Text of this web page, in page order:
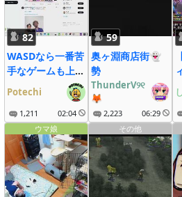
82
WASDなら一番苦
手なゲームも上手
くなる説
Potechi
1,211 02:04
59
奥ヶ淵商店街👻
勢
ThunderV୨୧
🦊
2,223 06:29
ウマ娘
その他